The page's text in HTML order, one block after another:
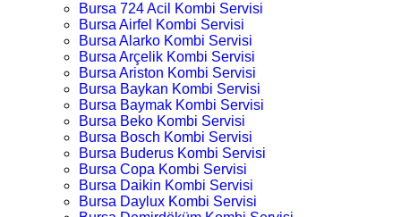
Bursa 724 Acil Kombi Servisi
Bursa Airfel Kombi Servisi
Bursa Alarko Kombi Servisi
Bursa Arçelik Kombi Servisi
Bursa Ariston Kombi Servisi
Bursa Baykan Kombi Servisi
Bursa Baymak Kombi Servisi
Bursa Beko Kombi Servisi
Bursa Bosch Kombi Servisi
Bursa Buderus Kombi Servisi
Bursa Copa Kombi Servisi
Bursa Daikin Kombi Servisi
Bursa Daylux Kombi Servisi